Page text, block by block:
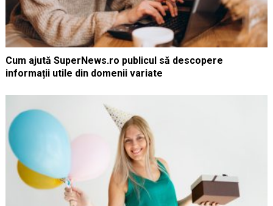
Cum ajută SuperNews.ro publicul să descopere
informații utile din domenii variate